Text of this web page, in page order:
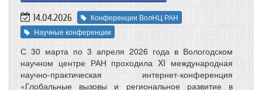
14.04.2026
Конференции ВолНЦ РАН
Научные конференции
С 30 марта по 3 апреля 2026 года в Вологодском
научном центре РАН проходила XI международная
научно-практическая интернет-конференция
«Глобальные вызовы и региональное развитие в